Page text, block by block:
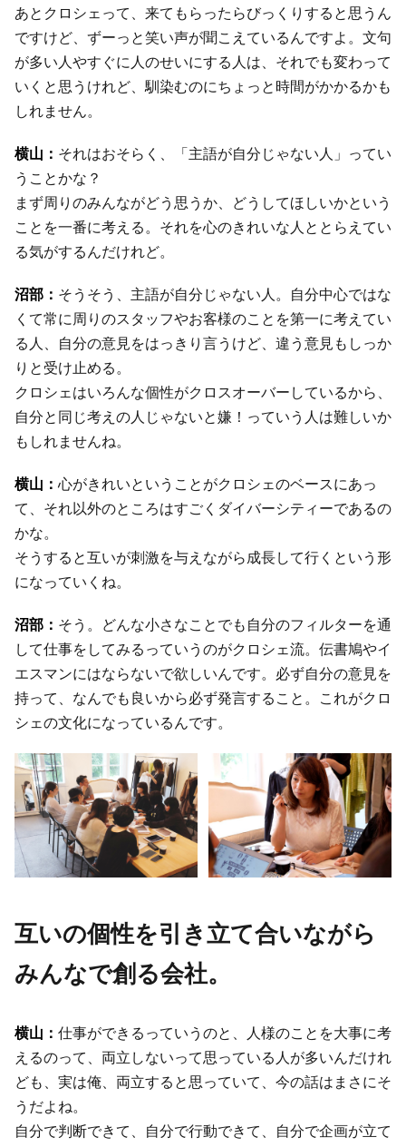
あとクロシェって、来てもらったらびっくりすると思うん
ですけど、ずーっと笑い声が聞こえているんですよ。文句
が多い人やすぐに人のせいにする人は、それでも変わって
いくと思うけれど、馴染むのにちょっと時間がかかるかも
しれません。
それはおそらく、「主語が自分じゃない人」ってい
うことかな？
まず周りのみんながどう思うか、どうしてほしいかという
ことを一番に考える。それを心のきれいな人ととらえてい
る気がするんだけれど。
そうそう、主語が自分じゃない人。自分中心ではな
くて常に周りのスタッフやお客様のことを第一に考えてい
る人、自分の意見をはっきり言うけど、違う意見もしっか
りと受け止める。
クロシェはいろんな個性がクロスオーバーしているから、
自分と同じ考えの人じゃないと嫌！っていう人は難しいか
もしれませんね。
心がきれいということがクロシェのベースにあっ
て、それ以外のところはすごくダイバーシティーであるの
かな。
そうすると互いが刺激を与えながら成長して行くという形
になっていくね。
そう。どんな小さなことでも自分のフィルターを通
して仕事をしてみるっていうのがクロシェ流。伝書鳩やイ
エスマンにはならないで欲しいんです。必ず自分の意見を
持って、なんでも良いから必ず発言すること。これがクロ
シェの文化になっているんです。
互いの個性を引き立て合いながら
みんなで創る会社。
仕事ができるっていうのと、人様のことを大事に考
えるのって、両立しないって思っている人が多いんだけれ
ども、実は俺、両立すると思っていて、今の話はまさにそ
うだよね。
自分で判断できて、自分で行動できて、自分で企画が立て